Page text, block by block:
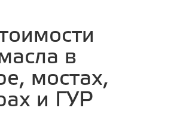
в
мостах,
и ГУР